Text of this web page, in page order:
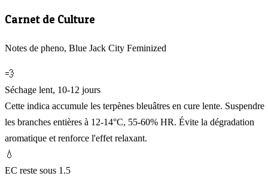
Carnet de Culture
Notes de pheno, Blue Jack City Feminized
💨
Séchage lent, 10-12 jours
Cette indica accumule les terpènes bleuâtres en cure lente. Suspendre
les branches entières à 12-14°C, 55-60% HR. Évite la dégradation
aromatique et renforce l'effet relaxant.
💧
EC reste sous 1.5